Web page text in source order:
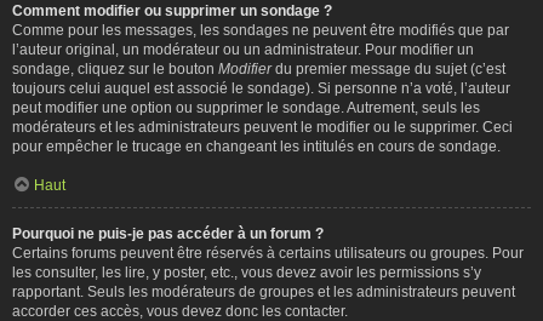
Comment modifier ou supprimer un sondage ?
Comme pour les messages, les sondages ne peuvent être modifiés que par
l’auteur original, un modérateur ou un administrateur. Pour modifier un
sondage, cliquez sur le bouton Modifierdu premier message du sujet (c’est
toujours celui auquel est associé le sondage). Si personne n’a voté, l’auteur
peut modifier une option ou supprimer le sondage. Autrement, seuls les
modérateurs et les administrateurs peuvent le modifier ou le supprimer. Ceci
pour empêcher le trucage en changeant les intitulés en cours de sondage.
Haut
Pourquoi ne puis-je pas accéder à un forum ?
Certains forums peuvent être réservés à certains utilisateurs ou groupes. Pour
les consulter, les lire, y poster, etc., vous devez avoir les permissions s’y
rapportant. Seuls les modérateurs de groupes et les administrateurs peuvent
accorder ces accès, vous devez donc les contacter.